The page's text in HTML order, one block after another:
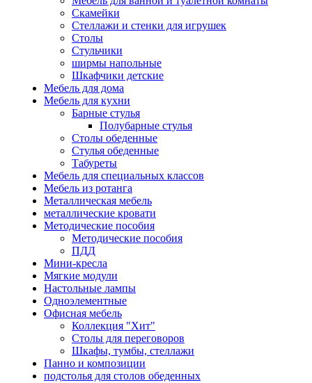
Скамейки
Стеллажи и стенки для игрушек
Столы
Стульчики
ширмы напольные
Шкафчики детские
Мебель для дома
Мебель для кухни
Барные стулья
Полубарные стулья
Столы обеденные
Стулья обеденные
Табуреты
Мебель для специальных классов
Мебель из ротанга
Металлическая мебель
металлические кровати
Методические пособия
Методические пособия
ПДД
Мини-кресла
Мягкие модули
Настольные лампы
Одноэлементные
Офисная мебель
Коллекция "Хит"
Столы для переговоров
Шкафы, тумбы, стеллажи
Панно и композиции
подстолья для столов обеденных